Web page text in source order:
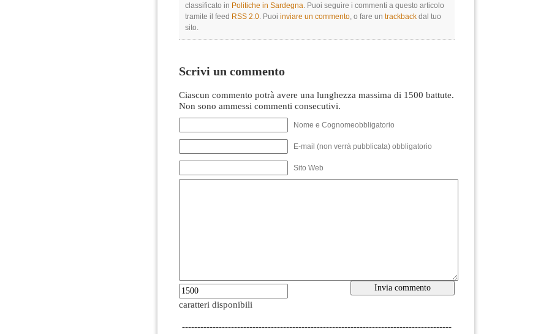
classificato in Politiche in Sardegna. Puoi seguire i commenti a questo articolo
tramite il feed RSS 2.0. Puoi inviare un commento, o fare un trackback dal tuo
sito.
Scrivi un commento
Ciascun commento potrà avere una lunghezza massima di 1500 battute.
Non sono ammessi commenti consecutivi.
Nome e Cognomeobbligatorio
E-mail (non verrà pubblicata) obbligatorio
Sito Web
caratteri disponibili
----------------------------------------------------------------------------------------